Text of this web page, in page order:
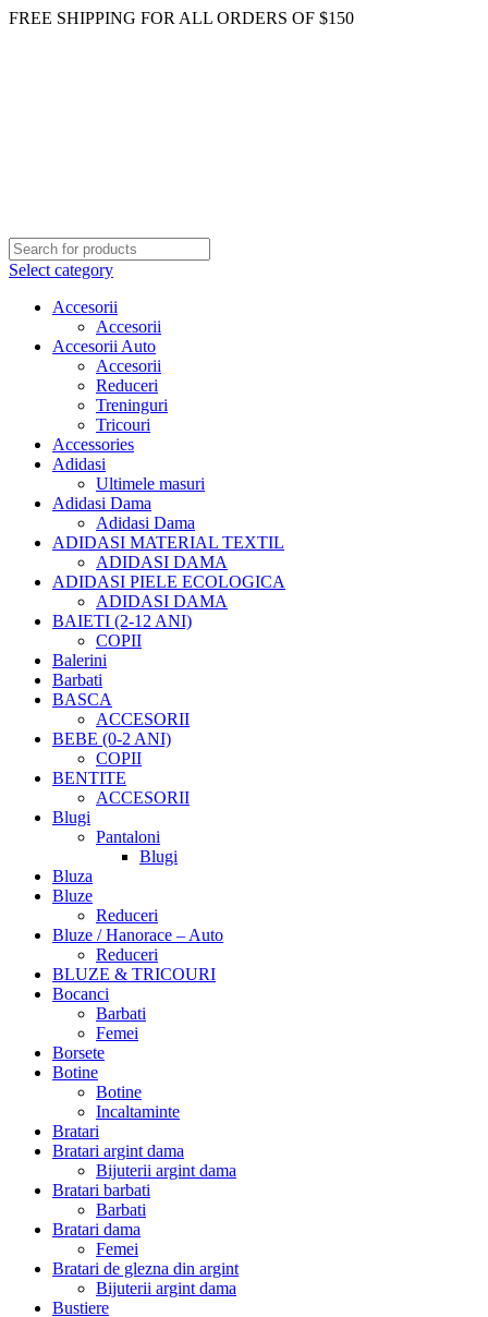
FREE SHIPPING FOR ALL ORDERS OF $150
Select category
Accesorii
Accesorii
Accesorii Auto
Accesorii
Reduceri
Treninguri
Tricouri
Accessories
Adidasi
Ultimele masuri
Adidasi Dama
Adidasi Dama
ADIDASI MATERIAL TEXTIL
ADIDASI DAMA
ADIDASI PIELE ECOLOGICA
ADIDASI DAMA
BAIETI (2-12 ANI)
COPII
Balerini
Barbati
BASCA
ACCESORII
BEBE (0-2 ANI)
COPII
BENTITE
ACCESORII
Blugi
Pantaloni
Blugi
Bluza
Bluze
Reduceri
Bluze / Hanorace – Auto
Reduceri
BLUZE & TRICOURI
Bocanci
Barbati
Femei
Borsete
Botine
Botine
Incaltaminte
Bratari
Bratari argint dama
Bijuterii argint dama
Bratari barbati
Barbati
Bratari dama
Femei
Bratari de glezna din argint
Bijuterii argint dama
Bustiere